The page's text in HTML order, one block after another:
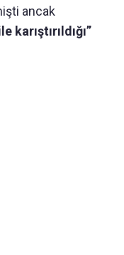
ancak
karıştırıldığı”